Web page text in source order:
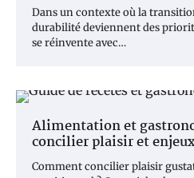
Dans un contexte où la
durabilité deviennent des
se réinvente avec…
Alimentation et
concilier plaisir et
Comment concilier plaisir